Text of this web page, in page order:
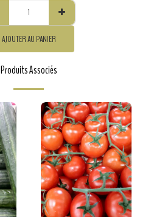
AJOUTER AU PANIER
Produits Associés